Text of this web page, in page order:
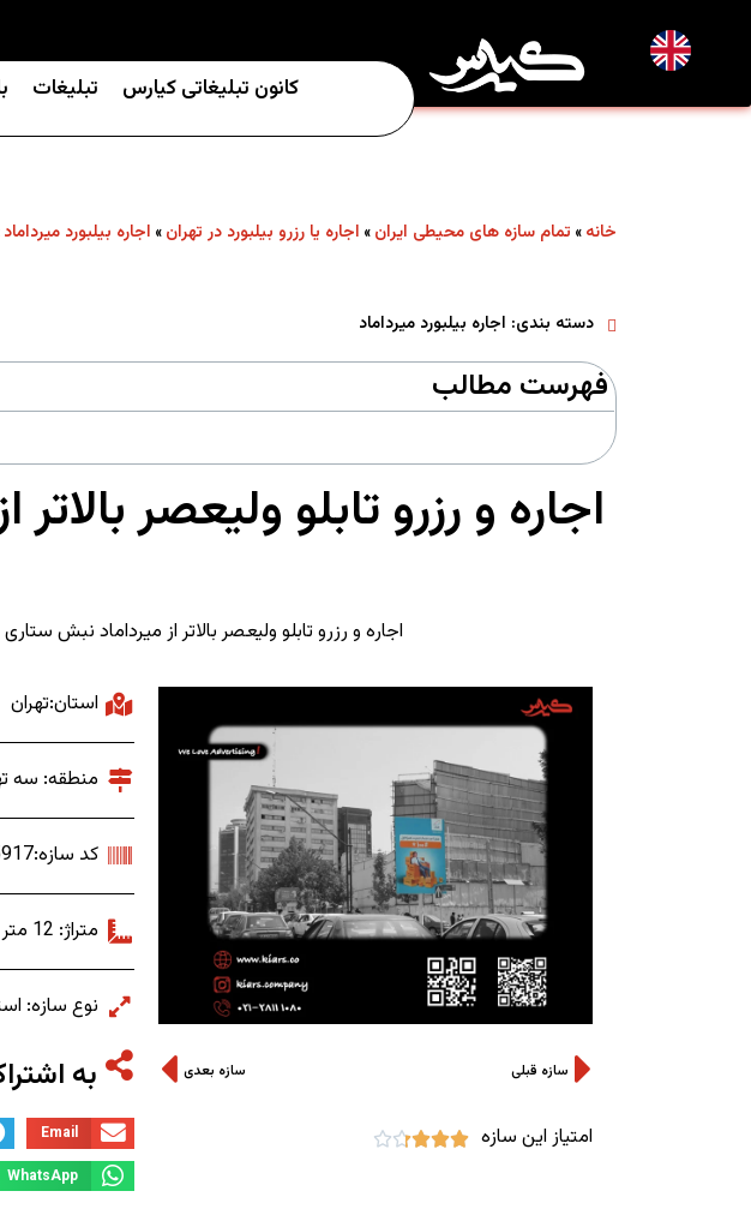
کانون تبلیغاتی کیارس تبلیغات
خانه » تمام سازه های محیطی ایران » اجاره یا رزرو بیلبورد در تهران » اجاره بیلبورد میرداماد
دسته بندی: اجاره بیلبورد میرداماد
فهرست مطالب
اجاره و رزرو تابلو ولیعصر
اجاره و رزرو تابلو ولیعصر بالاتر از میرداماد نبش
سازه قبلی سازه بعدی
امتیاز این سازه 




استان:تهران
منطقه: سه
کد سازه:KM15917
متراژ: 12 متر مربع
نوع سازه:
به
Email
WhatsApp